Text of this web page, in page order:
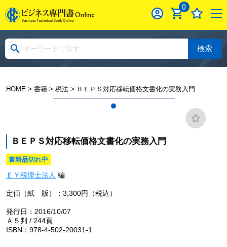
0
検索
HOME> 書籍> 税法> ＢＥＰＳ対応移転価格文書化の実務入門
ＢＥＰＳ対応移転価格文書化の実務入門
書籍品切れ中
ＥＹ税理士法人 編
定価（紙 版）：3,300円（税込）
発行日：2016/10/07
Ａ５判 / 244頁
ISBN：978-4-502-20031-1